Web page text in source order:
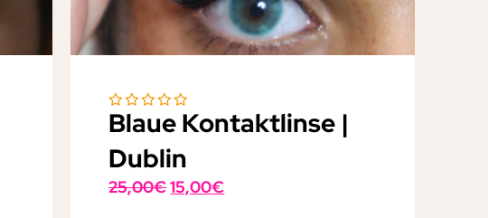
Blaue Kontaktlinse |
Dublin
25,00€Ursprünglicher
15,00€Aktueller